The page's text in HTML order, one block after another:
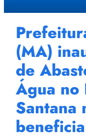
a
(MA)
de
Água no
Santana